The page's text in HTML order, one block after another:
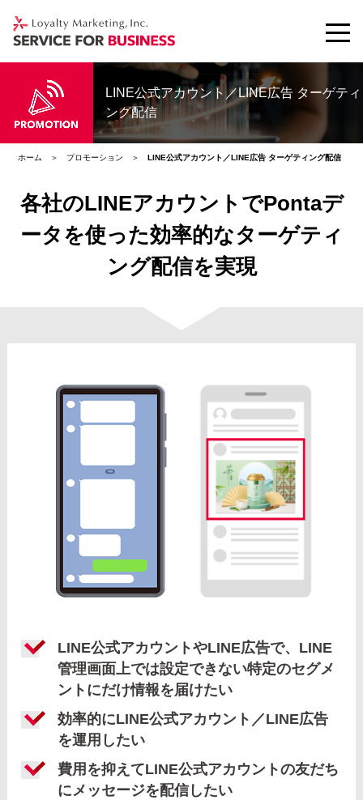
LINE公式アカウント／LINE広告 ターゲティ
ング配信
ホーム プロモーション LINE公式アカウント／LINE広告 ターゲティング配信
各社のLINEアカウントでPontaデ
ータを使った効率的なターゲティ
ング配信を実現
LINE公式アカウントやLINE広告で、LINE
管理画面上では設定できない特定のセグメ
ントにだけ情報を届けたい
効率的にLINE公式アカウント／LINE広告
を運用したい
費用を抑えてLINE公式アカウントの友だち
にメッセージを配信したい